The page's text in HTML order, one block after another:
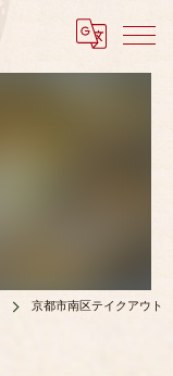
京都市南区テイクアウト